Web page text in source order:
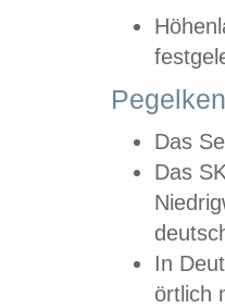
Das
Das
In
örtlich